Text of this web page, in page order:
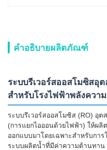
คำอธิบายผลิตภัณฑ์
ระบบรีเวอร์สออสโมซิสอุ
สำหรับโรงไฟฟ้าพลังควา
ระบบรีเวอร์สออสโมซิส (RO) อุ
(การแยกไอออนด้วยไฟฟ้า) ให้ผ
ออกแบบมาโดยเฉพาะสำหรับกา
ระบบผลิตน้ำที่มีค่าความต้านทาน